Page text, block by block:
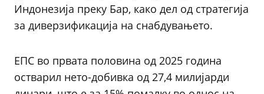
Индонезија преку Бар, како дел од стратегија
за диверзификација на снабдувањето.
ЕПС во првата половина од 2025 година
остварил нето-добивка од 27,4 милијарди